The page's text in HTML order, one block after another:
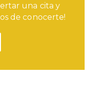
una cita y
de conocerte!